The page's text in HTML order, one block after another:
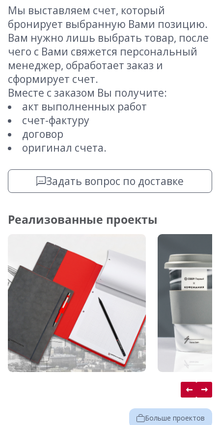
Мы выставляем счет, который
бронирует выбранную Вами позицию.
Вам нужно лишь выбрать товар, после
чего с Вами свяжется персональный
менеджер, обработает заказ и
сформирует счет.
Вместе с заказом Вы получите:
акт выполненных работ
счет-фактуру
договор
оригинал счета.
Задать вопрос по доставке
Реализованные проекты
Больше проектов